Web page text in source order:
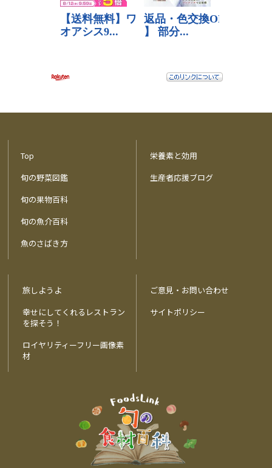
Top
旬の野菜図鑑
旬の果物百科
旬の魚介百科
魚のさばき方
栄養素と効用
生産者応援ブログ
旅しようよ
幸せにしてくれるレストラン
を探そう！
ロイヤリティーフリー画像素
材
ご意見・お問い合わせ
サイトポリシー